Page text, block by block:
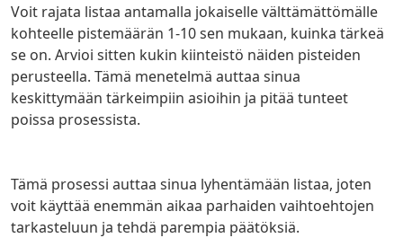
Voit rajata listaa antamalla jokaiselle välttämättömälle
kohteelle pistemäärän 1-10 sen mukaan, kuinka tärkeä
se on. Arvioi sitten kukin kiinteistö näiden pisteiden
perusteella. Tämä menetelmä auttaa sinua
keskittymään tärkeimpiin asioihin ja pitää tunteet
poissa prosessista.
Tämä prosessi auttaa sinua lyhentämään listaa, joten
voit käyttää enemmän aikaa parhaiden vaihtoehtojen
tarkasteluun ja tehdä parempia päätöksiä.